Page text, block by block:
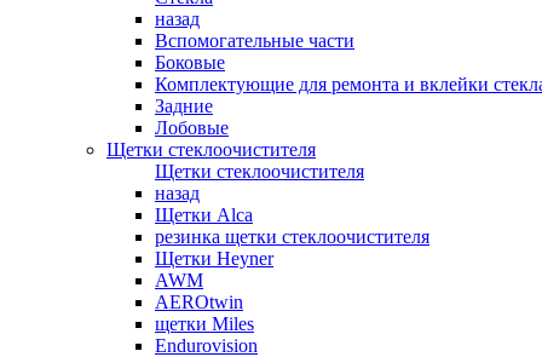
назад
Вспомогательные части
Боковые
Комплектующие для ремонта и вклейки
Задние
Лобовые
Щетки стеклоочистителя
Щетки стеклоочистителя
назад
Щетки Alca
резинка щетки стеклоочистителя
Щетки Heyner
AWM
AEROtwin
щетки Miles
Endurovision